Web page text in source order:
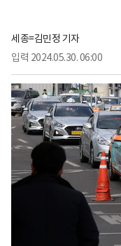
세종=김민정 기자
입력 2024.05.30. 06:00